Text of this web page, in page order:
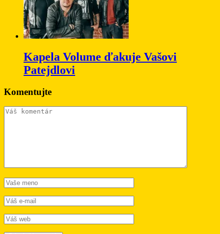
Kapela Volume ďakuje Vašovi
Patejdlovi
Komentujte